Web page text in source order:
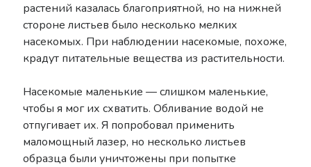
растений казалась благоприятной, но на нижней
стороне листьев было несколько мелких
насекомых. При наблюдении насекомые, похоже,
крадут питательные вещества из растительности.
Насекомые маленькие — слишком маленькие,
чтобы я мог их схватить. Обливание водой не
отпугивает их. Я попробовал применить
маломощный лазер, но несколько листьев
образца были уничтожены при попытке